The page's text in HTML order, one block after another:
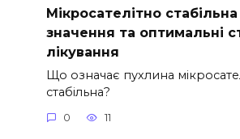
Мікросателітно
значення та оптимальні
лікування
Що означає пухлина
стабільна?
0 11